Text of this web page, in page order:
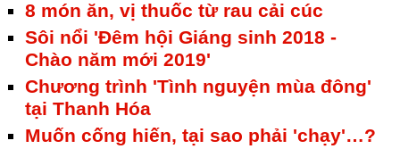
8 món ăn, vị thuốc từ rau cải cúc
Sôi nổi 'Đêm hội Giáng sinh 2018 -
Chào năm mới 2019'
Chương trình 'Tình nguyện mùa đông'
tại Thanh Hóa
Muốn cống hiến, tại sao phải 'chạy'…?